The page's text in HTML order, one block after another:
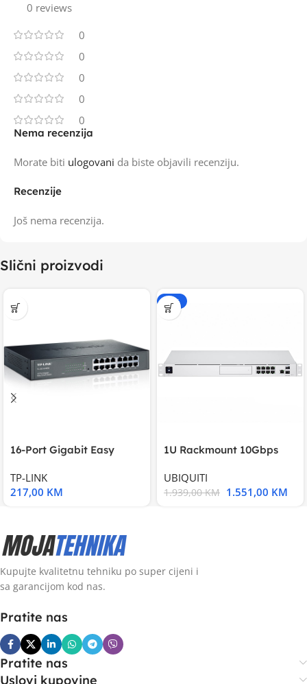
0 reviews
0
0
0
0
0
Recenzije
Još nema recenzija.
Nema recenzija
Morate biti ulogovani da biste objavili recenziju.
Slični proizvodi
16-Port Gigabit Easy
TP-LINK
217,00 KM
-20%
1U Rackmount 10Gbps
UBIQUITI
1.939,00KM 1.551,00 KM
Kupujte kvalitetnu tehniku po super cijeni i
sa garancijom kod nas.
Pratite nas
Pratite nas
Uslovi kupovine